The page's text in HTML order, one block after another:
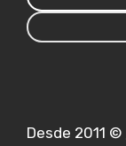
Desde 2011 ©